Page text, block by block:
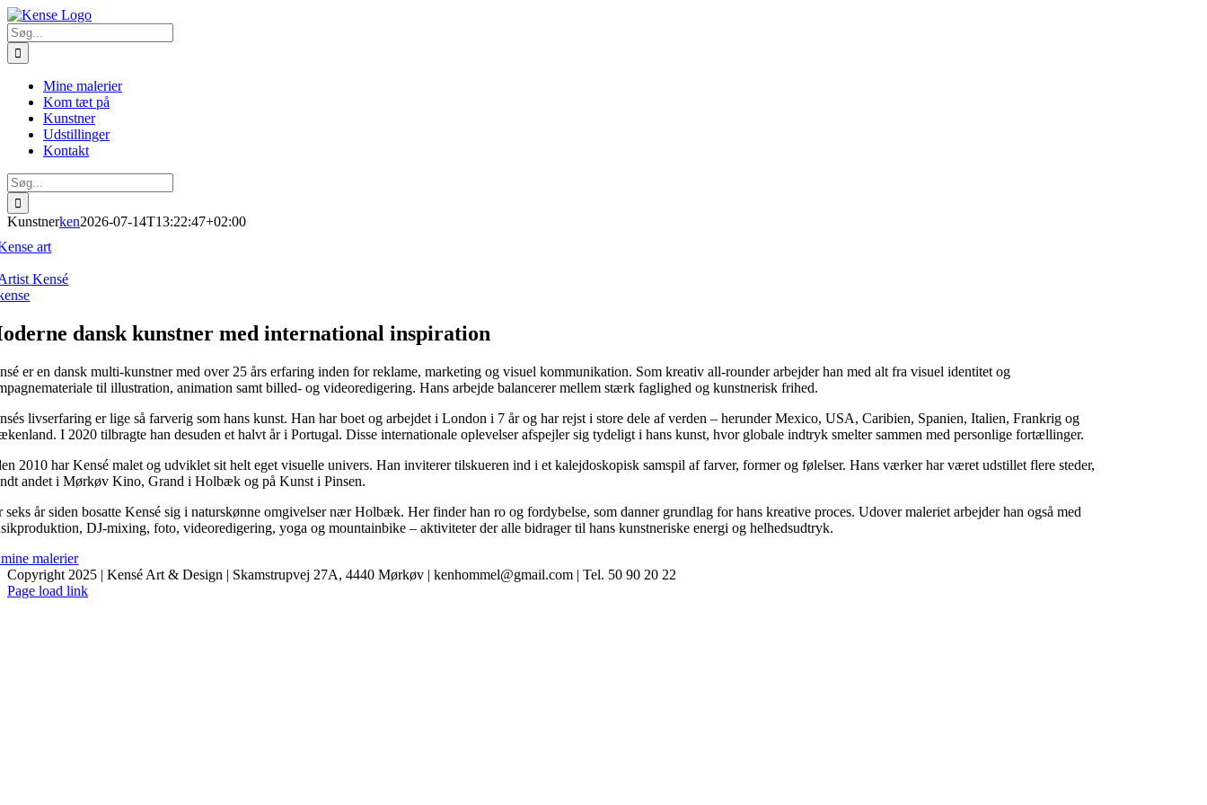
Skip
to
content
Søg
efter:
Mine malerier
Kom tæt på
Kunstner
Udstillinger
Kontakt
Søg
efter:
Kunstnerken2026-07-14T13:22:47+02:00
dansk kunstner med international inspiration
er en dansk multi-kunstner med over 25 års erfaring inden for reklame, marketing og visuel kommunikation. Som kreativ all-rounder arbejder han med alt fra visuel identitet og
til illustration, animation samt billed- og videoredigering. Hans arbejde balancerer mellem stærk faglighed og kunstnerisk frihed.
livserfaring er lige så farverig som hans kunst. Han har boet og arbejdet i London i 7 år og har rejst i store dele af verden – herunder Mexico, USA, Caribien, Spanien, Italien, Frankrig og
I 2020 tilbragte han desuden et halvt år i Portugal. Disse internationale oplevelser afspejler sig tydeligt i hans kunst, hvor globale indtryk smelter sammen med personlige fortællinger.
2010 har Kensé malet og udviklet sit helt eget visuelle univers. Han inviterer tilskueren ind i et kalejdoskopisk samspil af farver, former og følelser. Hans værker har været udstillet flere steder,
andet i Mørkøv Kino, Grand i Holbæk og på Kunst i Pinsen.
seks år siden bosatte Kensé sig i naturskønne omgivelser nær Holbæk. Her finder han ro og fordybelse, som danner grundlag for hans kreative proces. Udover maleriet arbejder han også med
DJ-mixing, foto, videoredigering, yoga og mountainbike – aktiviteter der alle bidrager til hans kunstneriske energi og helhedsudtryk.
malerier
Copyright 2025 | Kensé Art & Design | Skamstrupvej 27A, 4440 Mørkøv | kenhommel@gmail.com | Tel. 50 90 20 22
Facebook
Instagram
Page load link